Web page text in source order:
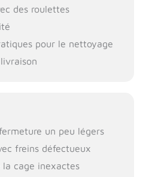
des roulettes
pour le nettoyage
un peu légers
freins défectueux
cage inexactes